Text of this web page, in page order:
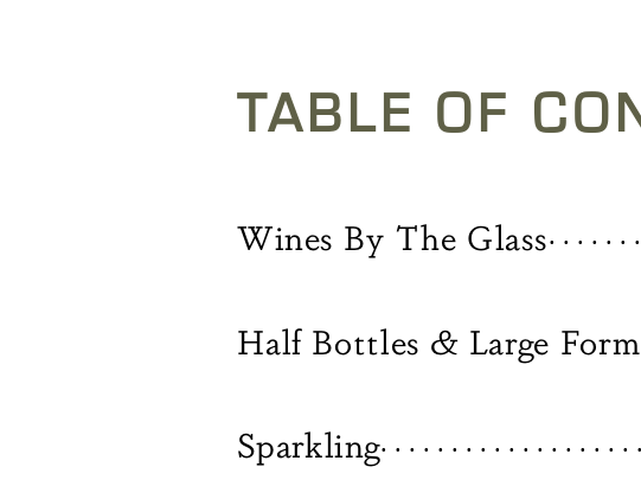
TABLE OF
Wines By The Glass. . . . . .
Half Bottles & Large
Sparkling. . . . . . . . . . . . . . . . . .